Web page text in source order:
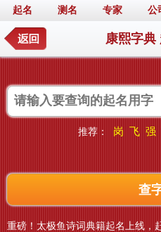
起名 测名 专家 公
康熙字典
推荐： 岗 飞 强
重磅！太极鱼诗词典籍起名上线，